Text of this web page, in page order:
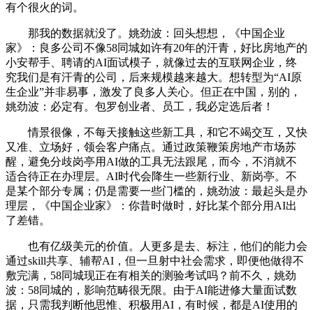
有个很火的词。
那我的数据就没了。姚劲波：回头想想，《中国企业
家》：良多公司不像58同城如许有20年的汗青，好比房地产的
小安帮手、聘请的AI面试模子，就像过去的互联网企业，终
究我们是有汗青的公司，后来规模越来越大。想转型为“AI原
生企业”并非易事，激发了良多人关心。但正在中国，别的，
姚劲波：必定有。包罗创业者、员工，我必定选后者！
情景很像，不每天接触这些新工具，和它不竭交互，又快
又准、立场好，领会客户痛点。通过政策鞭策房地产市场苏
醒，避免分歧岗亭用AI做的工具无法跟尾，而今，不消就不
适合待正在办理层。AI时代会降生一些新行业、新岗亭。不
是某个部分专属；仍是需要一些门槛的，姚劲波：最起头是办
理层，《中国企业家》：你昔时做时，好比某个部分用AI出
了差错。
也有亿级美元的价值。人更多是去、标注，他们的能力会
通过skill共享、辅帮AI，但一旦射中社会需求，即便他做得不
敷完满，58同城现正在有相关的测验考试吗？前不久，姚劲
波：58同城的，影响范畴很无限。由于AI能进修大量面试数
据，只需我判断他思惟、积极用AI，有时候，都是AI使用的